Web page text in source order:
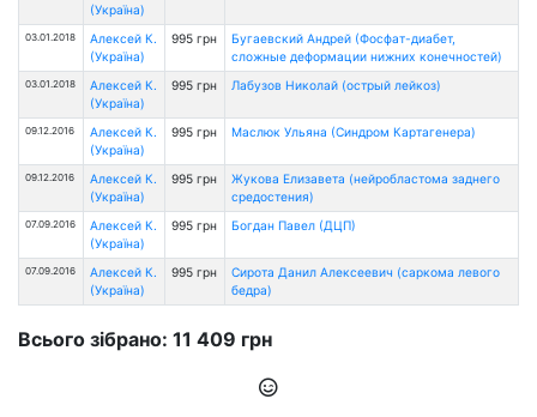
(Україна)
03.01.2018
Алексей К.
(Україна)
995 грн
Бугаевский Андрей (Фосфат-диабет,
сложные деформации нижних конечностей)
03.01.2018
Алексей К.
(Україна)
995 грн Лабузов Николай (острый лейкоз)
09.12.2016
Алексей К.
(Україна)
995 грн Маслюк Ульяна (Синдром Картагенера)
09.12.2016
Алексей К.
(Україна)
995 грн
Жукова Елизавета (нейробластома заднего
средостения)
07.09.2016
Алексей К.
(Україна)
995 грн Богдан Павел (ДЦП)
07.09.2016
Алексей К.
(Україна)
995 грн
Сирота Данил Алексеевич (саркома левого
бедра)
Всього зібрано: 11 409 грн